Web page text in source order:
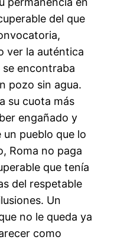
del que
ver la auténtica
se encontraba
pozo sin agua.
su cuota más
engañado y
pueblo que lo
Roma no paga
que tenía
del respetable
Un
no le queda ya
como